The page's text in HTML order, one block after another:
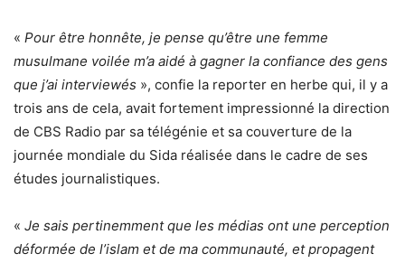
« Pour être honnête, je pense qu’être une femme
musulmane voilée m’a aidé à gagner la confiance des gens
que j’ai interviewés », confie la reporter en herbe qui, il y a
trois ans de cela, avait fortement impressionné la direction
de CBS Radio par sa télégénie et sa couverture de la
journée mondiale du Sida réalisée dans le cadre de ses
études journalistiques.
« Je sais pertinemment que les médias ont une perception
déformée de l’islam et de ma communauté, et propagent